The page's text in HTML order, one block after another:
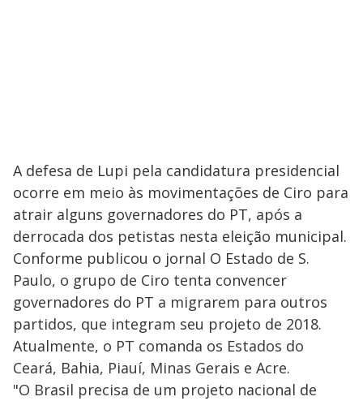
A defesa de Lupi pela candidatura presidencial
ocorre em meio às movimentações de Ciro para
atrair alguns governadores do PT, após a
derrocada dos petistas nesta eleição municipal.
Conforme publicou o jornal O Estado de S.
Paulo, o grupo de Ciro tenta convencer
governadores do PT a migrarem para outros
partidos, que integram seu projeto de 2018.
Atualmente, o PT comanda os Estados do
Ceará, Bahia, Piauí, Minas Gerais e Acre.
"O Brasil precisa de um projeto nacional de